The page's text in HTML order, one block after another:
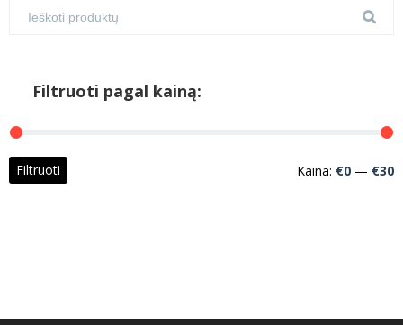
Filtruoti pagal kainą:
Filtruoti Kaina: €0 — €30